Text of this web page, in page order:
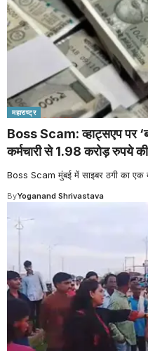
महाराष्ट्र
Boss Scam: व्हाट्सएप पर
कर्मचारी से 1.98 करोड़ रुपये
Boss Scam मुंबई में साइबर ठगी का एक
ByYoganand Shrivastava